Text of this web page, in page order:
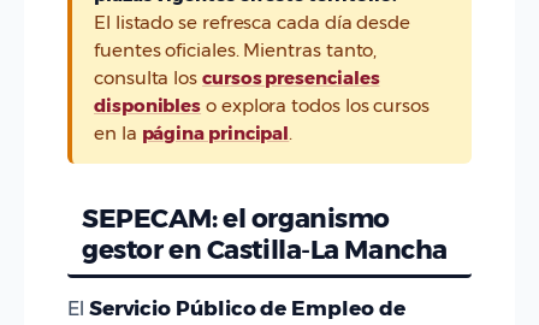
El listado se refresca cada día desde
fuentes oficiales. Mientras tanto,
consulta los cursos presenciales
disponibles o explora todos los cursos
en la página principal.
SEPECAM: el organismo
gestor en Castilla-La Mancha
El Servicio Público de Empleo de